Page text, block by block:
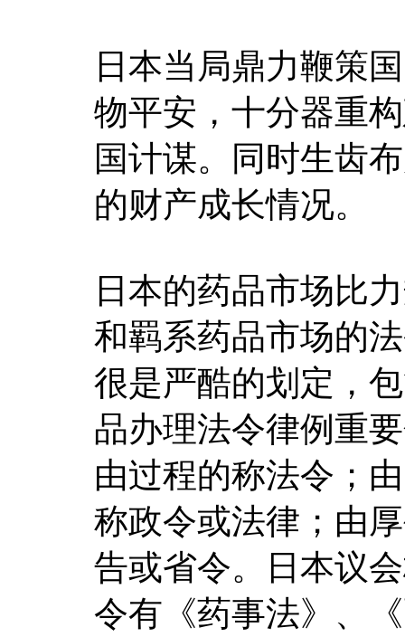
日本当局鼎力鞭策
物平安，十分器重
国计谋。同时生齿
的财产成长情况。
日本的药品市场比
和羁系药品市场的
很是严酷的划定，
品办理法令律例重
由过程的称法令；
称政令或法律；由
告或省令。日本议
令有《药事法》、